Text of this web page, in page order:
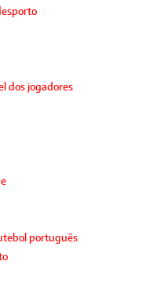
dos jogadores
português